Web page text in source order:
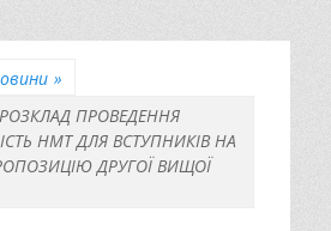
»
ПРОВЕДЕННЯ
НМТ ДЛЯ ВСТУПНИКІВ НА
ДРУГОЇ ВИЩОЇ